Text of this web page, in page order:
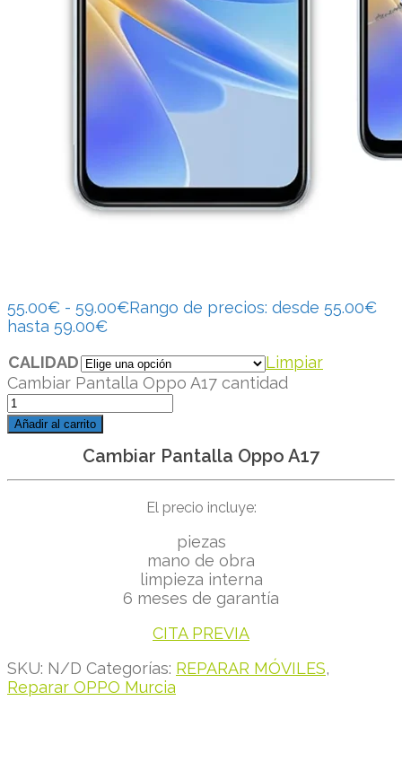
55.00€ - 59.00€Rango de precios: desde 55.00€
hasta 59.00€
CALIDAD
Limpiar
Cambiar Pantalla Oppo A17 cantidad
Añadir al carrito
Cambiar Pantalla Oppo A17
El precio incluye:
piezas
mano de obra
limpieza interna
6 meses de garantía
CITA PREVIA
SKU: N/D Categorías: REPARAR MÓVILES,
Reparar OPPO Murcia